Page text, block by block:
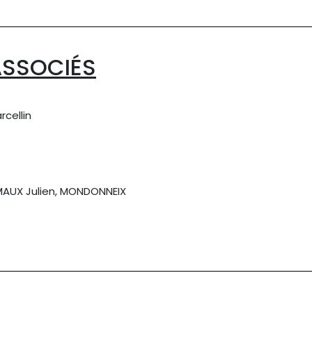
Julien, MONDONNEIX